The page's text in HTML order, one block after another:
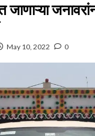
May 10, 2022 0